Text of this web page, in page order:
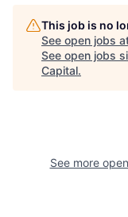
This job is no
See open jobs
See open jobs
Capital.
See more